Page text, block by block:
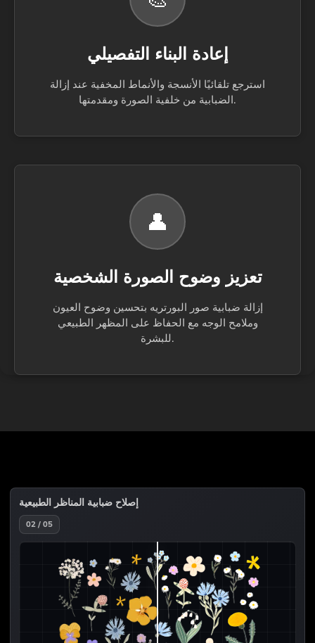
إعادة البناء التفصيلي
استرجع تلقائيًا الأنسجة والأنماط المخفية عند إزالة
الضبابية من خلفية الصورة ومقدمتها.
👤
تعزيز وضوح الصورة الشخصية
إزالة ضبابية صور البورتريه بتحسين وضوح العيون
وملامح الوجه مع الحفاظ على المظهر الطبيعي
للبشرة.
إصلاح ضبابية المناظر الطبيعية
02 / 05